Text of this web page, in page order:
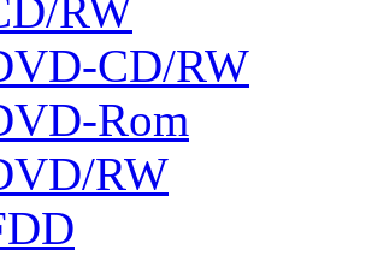
RW
CD/RW
Rom
RW